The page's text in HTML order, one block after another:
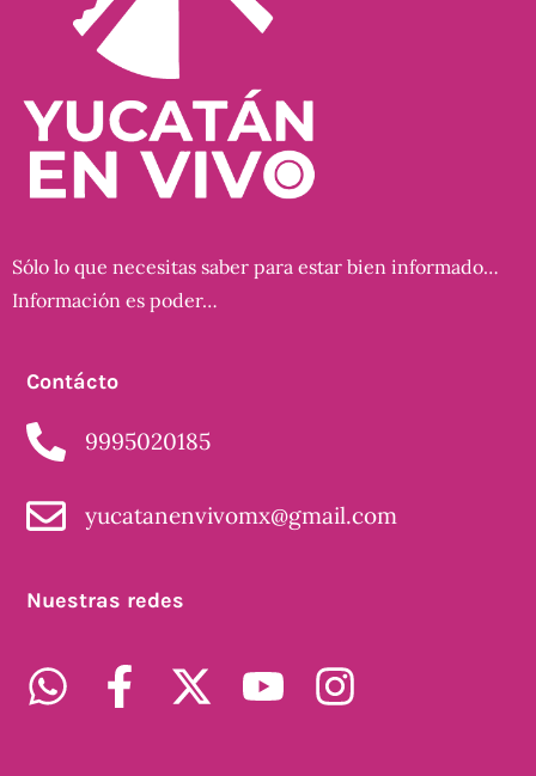
Sólo lo que necesitas saber para estar bien informado…
Información es poder…
Contácto
9995020185
yucatanenvivomx@gmail.com
Nuestras redes